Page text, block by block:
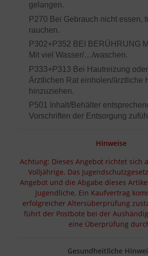
gelangen.
P270 Bei Gebrauch nicht essen,
rauchen.
P302+P352 BEI BERÜHRUNG
Mit viel Wasser/…/waschen.
P333+P313 Bei Hautreizung
Ärztlichen Rat einholen/ärztliche
hinzuziehen.
P501 Inhalt/Behälter
Vorschriften der Entsorgung
Hinweise
Achtung: Dieses Angebot richtet sich
Volljährige. Das
Angebot und die Abgabe dieses
Jugendliche. Ein Kaufvertrag
erfolgreicher Altersüberprüfung
führt der Postbote bei der
eine Überprüfung
Gesundheitliche